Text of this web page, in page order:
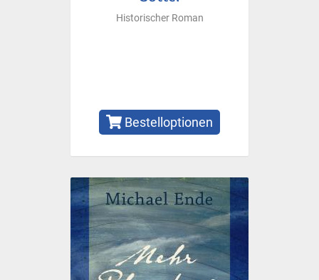
Historischer Roman
Bestelloptionen